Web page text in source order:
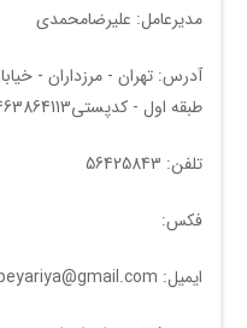
مدیرعامل: علیرضامحمدی
طبقه اول - کدپستی1463864113 - شرکت فراز پی آریا
تلفن: 56425843
فکس:
ایمیل: farazpeyariya@gmail.com